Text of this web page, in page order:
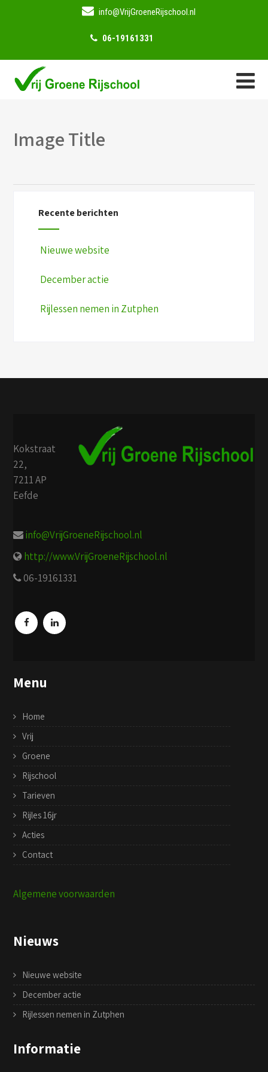
info@VrijGroeneRijschool.nl
06-19161331
Image Title
Recente berichten
Nieuwe website
December actie
Rijlessen nemen in Zutphen
Kokstraat
22,
7211 AP
Eefde
info@VrijGroeneRijschool.nl
http://www.VrijGroeneRijschool.nl
06-19161331
Menu
Home
Vrij
Groene
Rijschool
Tarieven
Rijles 16jr
Acties
Contact
Algemene voorwaarden
Nieuws
Nieuwe website
December actie
Rijlessen nemen in Zutphen
Informatie